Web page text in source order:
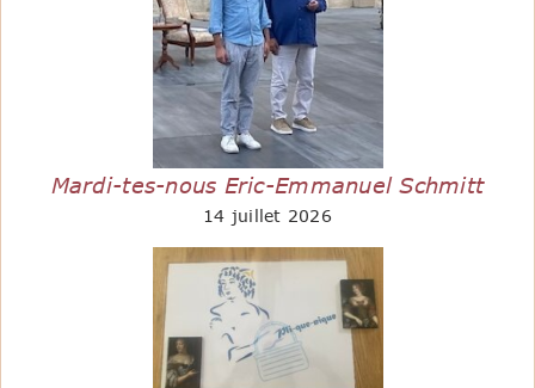
Mardi-tes-nous Eric-Emmanuel Schmitt
14 juillet 2026